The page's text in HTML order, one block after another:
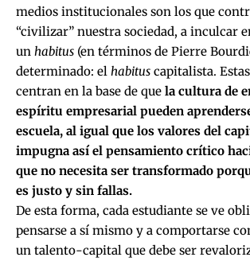
medios institucionales son los que
“civilizar” nuestra sociedad, a inculcar
un habitus (en términos de Pierre
determinado: el habitus capitalista.
centran en la base de que la cultura de
espíritu empresarial pueden
escuela, al igual que los valores del
impugna así el pensamiento crítico
que no necesita ser transformado
es justo y sin fallas.
De esta forma, cada estudiante se ve
pensarse a sí mismo y a comportarse
un talento-capital que debe ser